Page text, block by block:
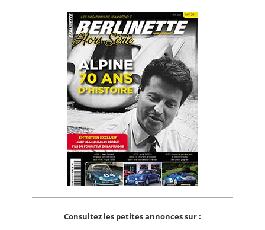
Consultez les petites annonces sur :